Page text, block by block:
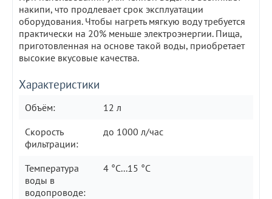
накипи, что продлевает срок эксплуатации
оборудования. Чтобы нагреть мягкую воду требуется
практически на 20% меньше электроэнергии. Пища,
приготовленная на основе такой воды, приобретает
высокие вкусовые качества.
Характеристики
Объём:
12 л
Скорость
фильтрации:
до 1000 л/час
Температура
воды в
водопроводе:
4 °C...15 °C